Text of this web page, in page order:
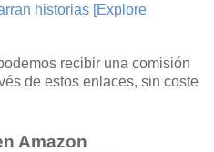
historias [Explore
recibir una comisión
de estos enlaces, sin coste
Amazon